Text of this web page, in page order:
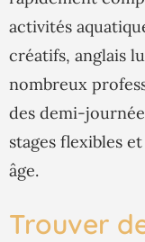
activités
créatifs, anglais
nombreux
des demi-
stages flexibles
âge.
Trouver